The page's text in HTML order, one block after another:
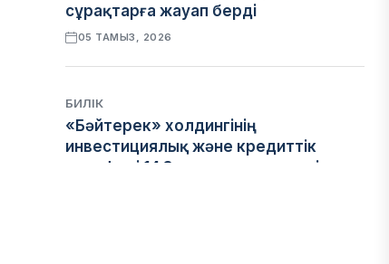
сұрақтарға жауап берді
05 ТАМЫЗ, 2026
БИЛІК
«Бәйтерек» холдингінің
инвестициялық және кредиттік
портфелі 14,3 трлн теңгеге жетті